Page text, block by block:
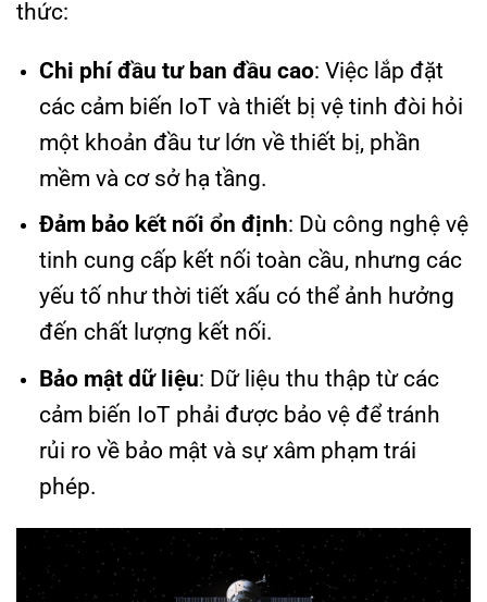
thức:
Chi phí đầu tư ban đầu cao: Việc lắp đặt
các cảm biến IoT và thiết bị vệ tinh đòi hỏi
một khoản đầu tư lớn về thiết bị, phần
mềm và cơ sở hạ tầng.
Đảm bảo kết nối ổn định: Dù công nghệ vệ
tinh cung cấp kết nối toàn cầu, nhưng các
yếu tố như thời tiết xấu có thể ảnh hưởng
đến chất lượng kết nối.
Bảo mật dữ liệu: Dữ liệu thu thập từ các
cảm biến IoT phải được bảo vệ để tránh
rủi ro về bảo mật và sự xâm phạm trái
phép.